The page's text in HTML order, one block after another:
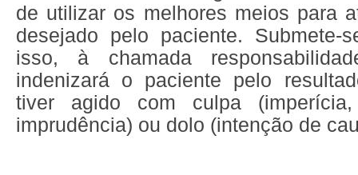
de utilizar os melhores meios para
desejado pelo paciente. Submete-
isso, à chamada
indenizará o paciente pelo
tiver agido com culpa
imprudência) ou dolo (intenção de